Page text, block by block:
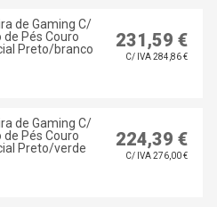
de Gaming C/
de Pés Couro
Preto/branco
231,59 €
C/ IVA 284,86 €
de Gaming C/
de Pés Couro
Preto/verde
224,39 €
C/ IVA 276,00 €